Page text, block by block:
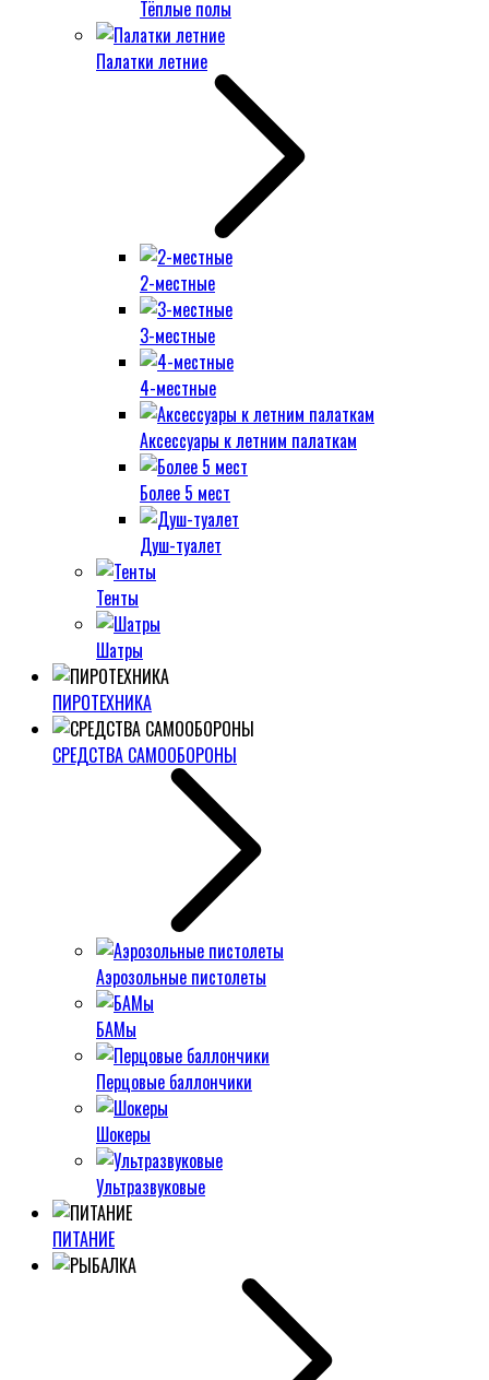
Тёплые полы
Палатки летние
2-местные
3-местные
4-местные
Аксессуары к летним палаткам
Более 5 мест
Душ-туалет
Тенты
Шатры
ПИРОТЕХНИКА
СРЕДСТВА САМООБОРОНЫ
Аэрозольные пистолеты
БАМы
Перцовые баллончики
Шокеры
Ультразвуковые
ПИТАНИЕ